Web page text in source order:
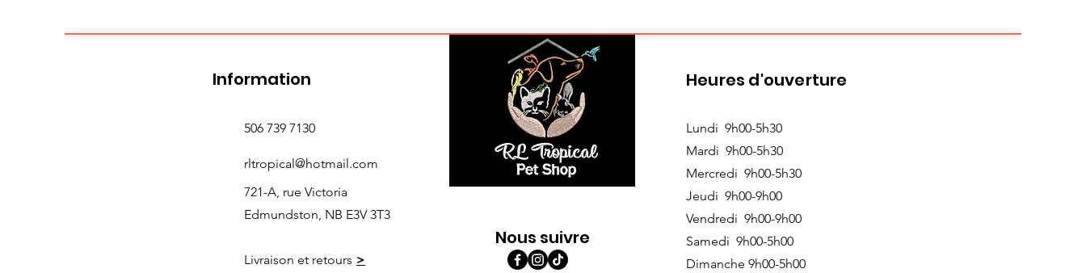
Nous suivre
Information
Livraison et retours >
506 739 7130
rltropical@hotmail.com
721-A, rue Victoria
Edmundston, NB E3V 3T3
Heures d'ouverture
Lundi 9h00-5h30
Mardi 9h00-5h30
Mercredi 9h00-5h30
Jeudi 9h00-9h00
Vendredi 9h00-9h00
Samedi 9h00-5h00
Dimanche 9h00-5h00